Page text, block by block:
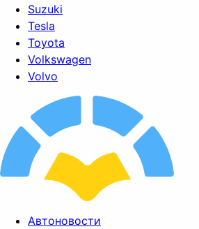
Suzuki
Tesla
Toyota
Volkswagen
Volvo
Автоновости